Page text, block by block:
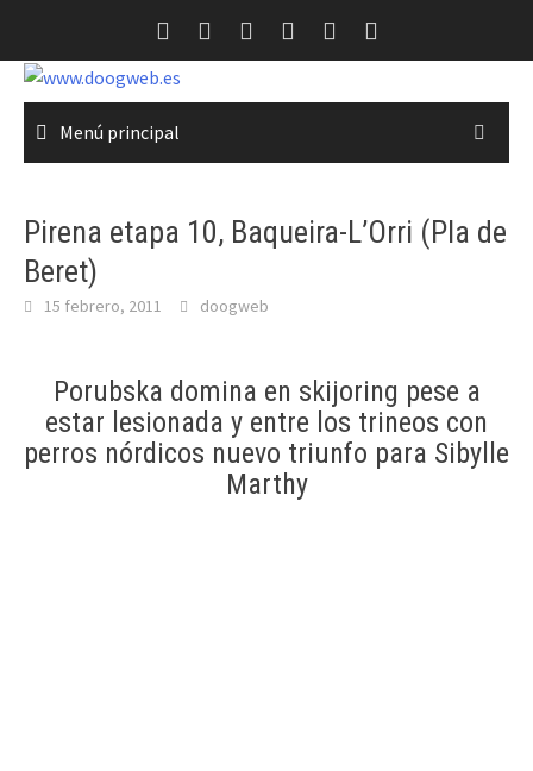
contenido
Menú principal
Pirena etapa 10, Baqueira-L’Orri (Pla de
Beret)
15 febrero, 2011 doogweb
Porubska domina en skijoring pese a
estar lesionada y entre los trineos con
perros nórdicos nuevo triunfo para Sibylle
Marthy